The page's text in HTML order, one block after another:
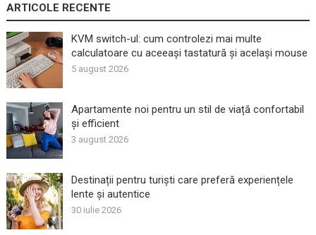
ARTICOLE RECENTE
KVM switch-ul: cum controlezi mai multe
calculatoare cu aceeași tastatură și același mouse
5 august 2026
Apartamente noi pentru un stil de viață confortabil
și efficient
3 august 2026
Destinații pentru turiști care preferă experiențele
lente și autentice
30 iulie 2026